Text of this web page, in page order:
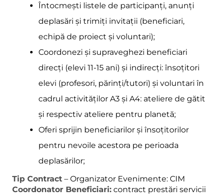
Întocmești listele de participanți, anunți
deplasări și trimiți invitații (beneficiari,
echipă de proiect și voluntari);
Coordonezi și supraveghezi beneficiari
direcți (elevi 11-15 ani) și indirecți: însoțitori
elevi (profesori, părinți/tutori) și voluntari în
cadrul activităților A3 și A4: ateliere de gătit
și respectiv ateliere pentru planetă;
Oferi sprijin beneficiarilor și însoțitorilor
pentru nevoile acestora pe perioada
deplasărilor;
Tip Contract – Organizator Evenimente: CIM
Coordonator Beneficiari: contract prestări servicii